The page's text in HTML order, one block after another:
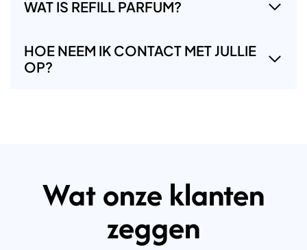
WAT IS REFILL PARFUM?
HOE NEEM IK CONTACT MET JULLIE
OP?
Wat onze klanten
zeggen